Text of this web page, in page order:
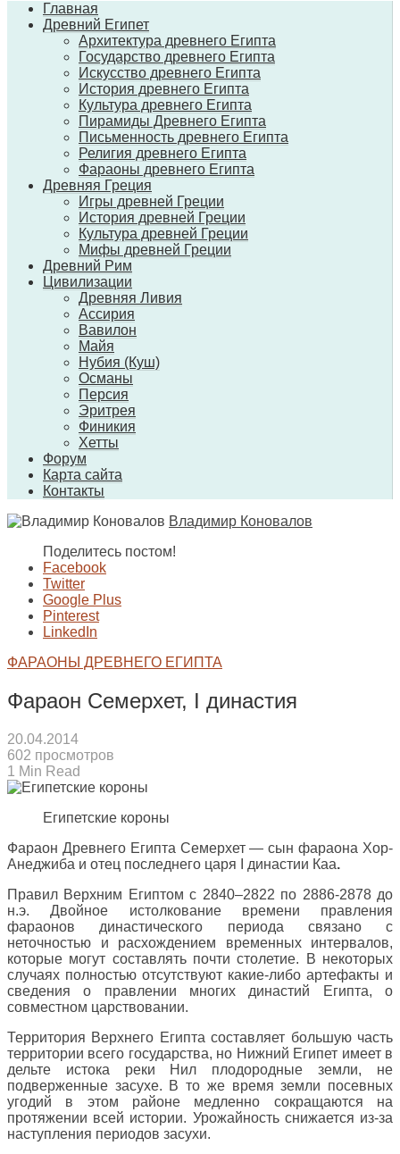
Главная
Древний Египет
Архитектура древнего Египта
Государство древнего Египта
Искусство древнего Египта
История древнего Египта
Культура древнего Египта
Пирамиды Древнего Египта
Письменность древнего Египта
Религия древнего Египта
Фараоны древнего Египта
Древняя Греция
Игры древней Греции
История древней Греции
Культура древней Греции
Мифы древней Греции
Древний Рим
Цивилизации
Древняя Ливия
Ассирия
Вавилон
Майя
Нубия (Куш)
Османы
Персия
Эритрея
Финикия
Хетты
Форум
Карта сайта
Контакты
Владимир Коновалов
Поделитесь постом!
Facebook
Twitter
Google Plus
Pinterest
LinkedIn
ФАРАОНЫ ДРЕВНЕГО ЕГИПТА
Фараон Семерхет, I династия
20.04.2014
602 просмотров
1 Min Read
Египетские короны
Фараон Древнего Египта Семерхет — сын фараона Хор-
Анеджиба и отец последнего царя I династии Каа.
Правил Верхним Египтом с 2840–2822 по 2886-2878 до
н.э. Двойное истолкование времени правления
фараонов династического периода связано с
неточностью и расхождением временных интервалов,
которые могут составлять почти столетие. В некоторых
случаях полностью отсутствуют какие-либо артефакты и
сведения о правлении многих династий Египта, о
совместном царствовании.
Территория Верхнего Египта составляет большую часть
территории всего государства, но Нижний Египет имеет в
дельте истока реки Нил плодородные земли, не
подверженные засухе. В то же время земли посевных
угодий в этом районе медленно сокращаются на
протяжении всей истории. Урожайность снижается из-за
наступления периодов засухи.